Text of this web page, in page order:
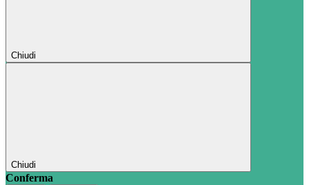
Chiudi
Chiudi
Conferma